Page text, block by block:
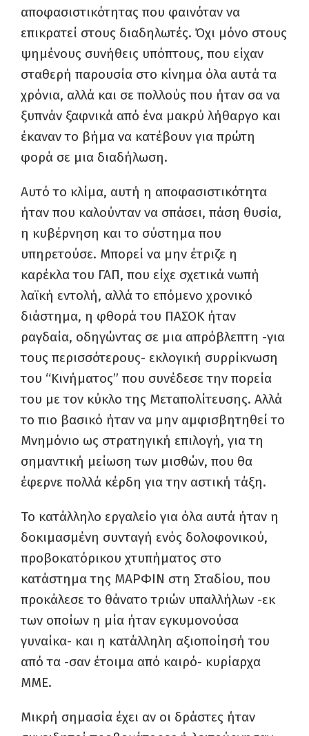
αποφασιστικότητας που φαινόταν να
επικρατεί στους διαδηλωτές. Όχι μόνο στους
ψημένους συνήθεις υπόπτους, που είχαν
σταθερή παρουσία στο κίνημα όλα αυτά τα
χρόνια, αλλά και σε πολλούς που ήταν σα να
ξυπνάν ξαφνικά από ένα μακρύ λήθαργο και
έκαναν το βήμα να κατέβουν για πρώτη
φορά σε μια διαδήλωση.
Αυτό το κλίμα, αυτή η αποφασιστικότητα
ήταν που καλούνταν να σπάσει, πάση θυσία,
η κυβέρνηση και το σύστημα που
υπηρετούσε. Μπορεί να μην έτριζε η
καρέκλα του ΓΑΠ, που είχε σχετικά νωπή
λαϊκή εντολή, αλλά το επόμενο χρονικό
διάστημα, η φθορά του ΠΑΣΟΚ ήταν
ραγδαία, οδηγώντας σε μια απρόβλεπτη -για
τους περισσότερους- εκλογική συρρίκνωση
του “Κινήματος” που συνέδεσε την πορεία
του με τον κύκλο της Μεταπολίτευσης. Αλλά
το πιο βασικό ήταν να μην αμφισβητηθεί το
Μνημόνιο ως στρατηγική επιλογή, για τη
σημαντική μείωση των μισθών, που θα
έφερνε πολλά κέρδη για την αστική τάξη.
Το κατάλληλο εργαλείο για όλα αυτά ήταν η
δοκιμασμένη συνταγή ενός δολοφονικού,
προβοκατόρικου χτυπήματος στο
κατάστημα της ΜΑΡΦΙΝ στη Σταδίου, που
προκάλεσε το θάνατο τριών υπαλλήλων -εκ
των οποίων η μία ήταν εγκυμονούσα
γυναίκα- και η κατάλληλη αξιοποίησή του
από τα -σαν έτοιμα από καιρό- κυρίαρχα
ΜΜΕ.
Μικρή σημασία έχει αν οι δράστες ήταν